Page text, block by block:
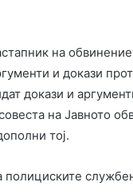
на
и докази
докази и
на Јавното
тој.
полициските